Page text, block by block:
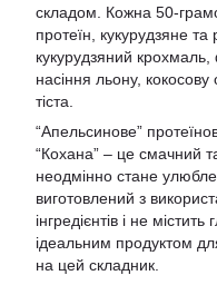
складом. Кожна 50-
протеїн, кукурудзяне
кукурудзяний крохмаль,
насіння льону,
тіста.
“Апельсинове”
“Кохана” – це смачний
неодмінно стане
виготовлений з
інгредієнтів і не
ідеальним продуктом
на цей складник.